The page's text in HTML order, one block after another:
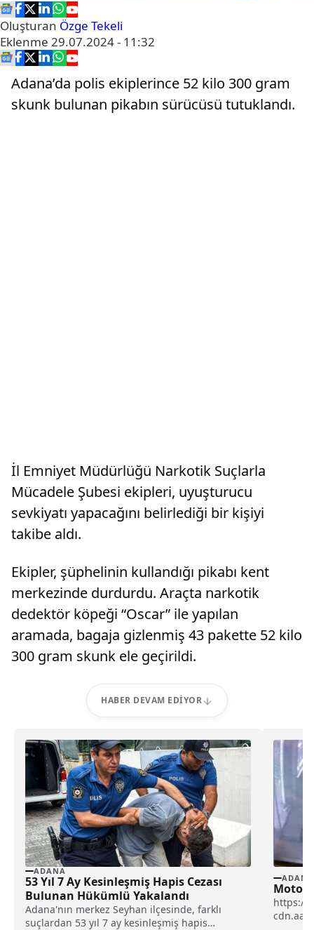
Oluşturan Özge Tekeli
Eklenme 29.07.2024 - 11:32
Adana’da polis ekiplerince 52 kilo 300 gram
skunk bulunan pikabın sürücüsü tutuklandı.
İl Emniyet Müdürlüğü Narkotik Suçlarla
Mücadele Şubesi ekipleri, uyuşturucu
sevkiyatı yapacağını belirlediği bir kişiyi
takibe aldı.
Ekipler, şüphelinin kullandığı pikabı kent
merkezinde durdurdu. Araçta narkotik
dedektör köpeği “Oscar” ile yapılan
aramada, bagaja gizlenmiş 43 pakette 52 kilo
300 gram skunk ele geçirildi.
HABER DEVAM EDIYOR
ADANA
53 Yıl 7 Ay Kesinleşmiş Hapis Cezası
Bulunan Hükümlü Yakalandı
Adana'nın merkez Seyhan ilçesinde, farklı
suçlardan 53 yıl 7 ay kesinleşmiş hapis
ADANA
https://